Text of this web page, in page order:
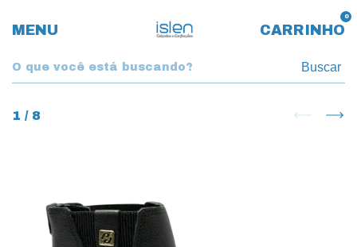
MENU CARRINHO
0
Buscar
1 / 8